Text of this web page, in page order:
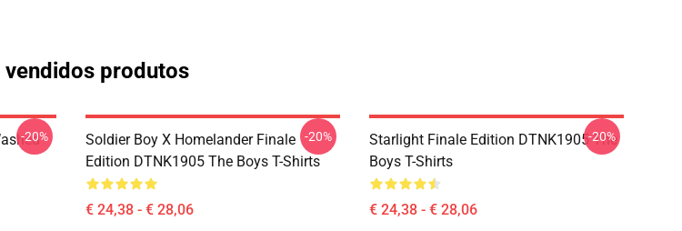
vendidos produtos
-20%
Soldier Boy X Homelander Finale
Edition DTNK1905 The Boys T-Shirts
€ 24,38 - € 28,06
-20%
Starlight Finale Edition DTNK1905 The
Boys T-Shirts
€ 24,38 - € 28,06
-20%